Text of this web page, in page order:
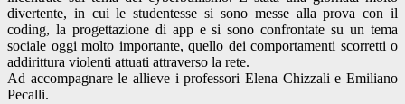
divertente, in cui le studentesse si sono messe alla prova con il
coding, la progettazione di app e si sono confrontate su un tema
sociale oggi molto importante, quello dei comportamenti scorretti o
addirittura violenti attuati attraverso la rete.
Ad accompagnare le allieve i professori Elena Chizzali e Emiliano
Pecalli.